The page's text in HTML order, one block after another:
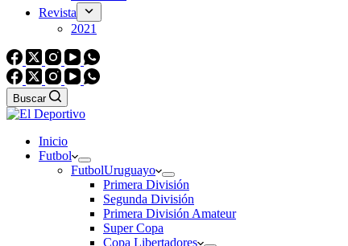
Revista
2021
Buscar
Inicio
Futbol
FutbolUruguayo
Primera División
Segunda División
Primera División Amateur
Super Copa
Copa Libertadores